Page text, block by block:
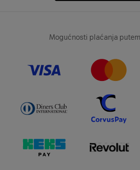
Mogućnosti plaćanja